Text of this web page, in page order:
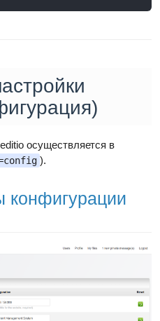
осуществляется в
).
конфигурации